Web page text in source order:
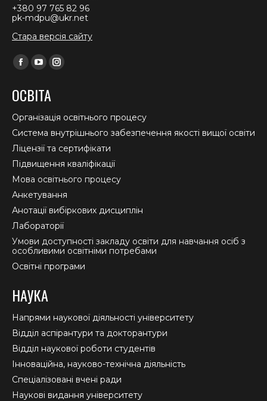
+380 97 765 82 96
pk-mdpu@ukr.net
Стара версія сайту
Find us on:
Facebook
opens
in
new
window
YouTube
opens
in
new
window
Instagram
in
new
window
ОСВІТА
Організація освітнього процесу
Система внутрішнього забезпечення якості вищої освіти
Ліцензії та сертифікати
Підвищення кваліфікації
Мова освітнього процесу
Анкетування
Анотації вибіркових дисциплін
Лабораторії
Умови доступності закладу освіти для навчання осіб з
особливими освітніми потребами
Освітні програми
НАУКА
Напрями наукової діяльності університету
Відділ аспірантури та докторантури
Відділ наукової роботи студентів
Інноваційна, науково-технічна діяльність
Спеціалізовані вчені ради
Наукові видання університету